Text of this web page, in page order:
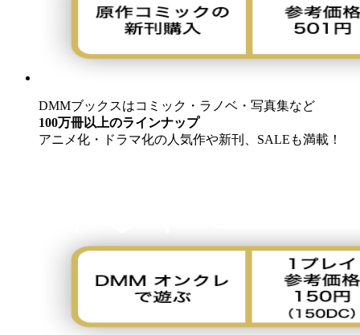
DMMブックスはコミック・ラノベ・写真集など
100万冊以上のラインナップ
アニメ化・ドラマ化の人気作や新刊、SALEも満載！